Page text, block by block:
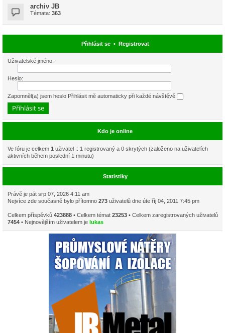
archiv JB
Témata: 363
Přihlásit se• Registrovat
Uživatelské jméno:
Heslo:
Zapomněl(a) jsem heslo Přihlásit mě automaticky při každé návštěvě
Kdo je online
Ve fóru je celkem 1 uživatel :: 1 registrovaný a 0 skrytých (založeno na uživatelích
aktivních během poslední 1 minutu)
Statistiky
Právě je pát srp 07, 2026 4:11 am
Nejvíce zde současně bylo přítomno 273 uživatelů dne úte říj 04, 2011 7:45 pm
Celkem příspěvků 423888 • Celkem témat 23253 • Celkem zaregistrovaných uživatelů
7454 • Nejnovějším uživatelem je lukas